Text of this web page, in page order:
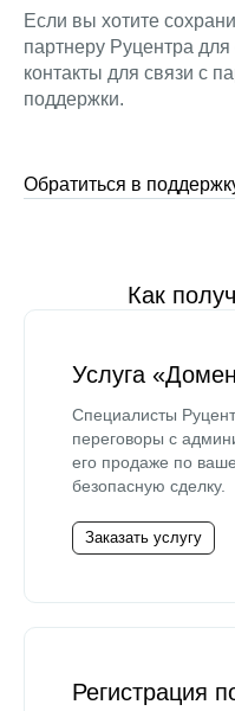
Если вы хотите
партнеру Руцентра
контакты для связи с
поддержки.
Обратиться в
Как
Услуга
Специалисты
переговоры с
его продаже по
безопасную сделку.
Заказать услугу
Регистрация